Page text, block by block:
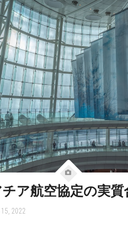
チア航空協定の実質
15, 2022